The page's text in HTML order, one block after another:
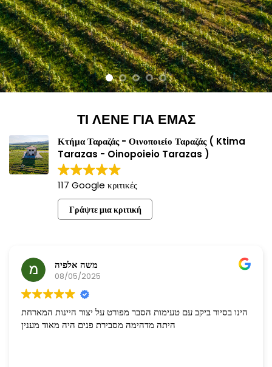
ΤΙ ΛΕΝΕ ΓΙΑ ΕΜΑΣ
Κτήμα Ταραζάς - Οινοποιείο Ταραζάς ( Ktima
Tarazas - Oinopoieio Tarazas )
117 Google κριτικές
Γράψτε μια κριτική
משה אלפיה
08/05/2025
הינו בסיור ביקב עם טעימות הסבר מפורט על יצור היינות המארחת
היתה מדהימה מסבירת פנים היה מאוד מענין